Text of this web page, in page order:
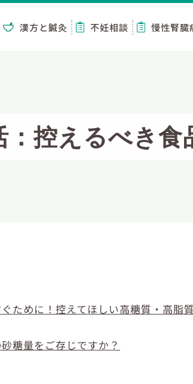
漢方と鍼灸 不妊相談 慢性腎臓
控えるべき食
ために！控えてほしい高糖質・高脂
糖量をご存じですか？